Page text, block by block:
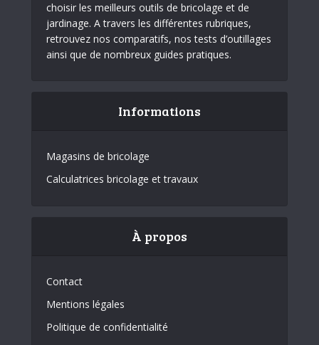
choisir les meilleurs outils de bricolage et de
jardinage. A travers les différentes rubriques,
retrouvez nos comparatifs, nos tests d’outillages
ainsi que de nombreux guides pratiques.
Informations
Magasins de bricolage
Calculatrices bricolage et travaux
À propos
Contact
Mentions légales
Politique de confidentialité